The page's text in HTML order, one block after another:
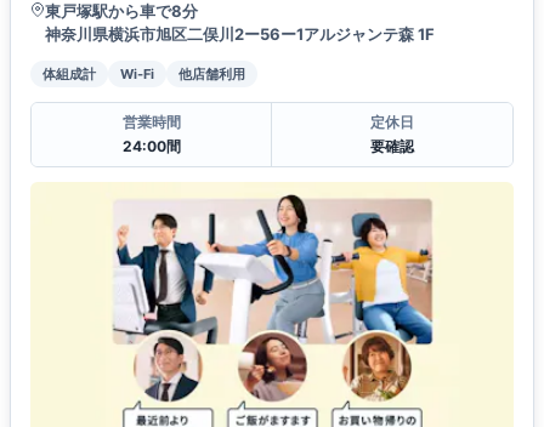
東戸塚駅から車で8分
神奈川県横浜市旭区二俣川2ー56ー1アルジャンテ森 1F
体組成計 Wi-Fi 他店舗利用
営業時間
24:00間
定休日
要確認